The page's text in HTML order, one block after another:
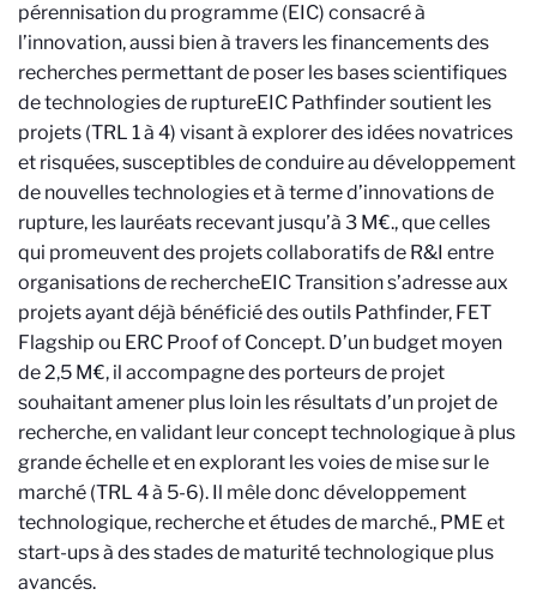
pérennisation du programme (EIC) consacré à
l’innovation, aussi bien à travers les financements des
recherches permettant de poser les bases scientifiques
de technologies de ruptureEIC Pathfinder soutient les
projets (TRL 1 à 4) visant à explorer des idées novatrices
et risquées, susceptibles de conduire au développement
de nouvelles technologies et à terme d’innovations de
rupture, les lauréats recevant jusqu’à 3 M€., que celles
qui promeuvent des projets collaboratifs de R&I entre
organisations de rechercheEIC Transition s’adresse aux
projets ayant déjà bénéficié des outils Pathfinder, FET
Flagship ou ERC Proof of Concept. D’un budget moyen
de 2,5 M€, il accompagne des porteurs de projet
souhaitant amener plus loin les résultats d’un projet de
recherche, en validant leur concept technologique à plus
grande échelle et en explorant les voies de mise sur le
marché (TRL 4 à 5-6). Il mêle donc développement
technologique, recherche et études de marché., PME et
start-ups à des stades de maturité technologique plus
avancés.